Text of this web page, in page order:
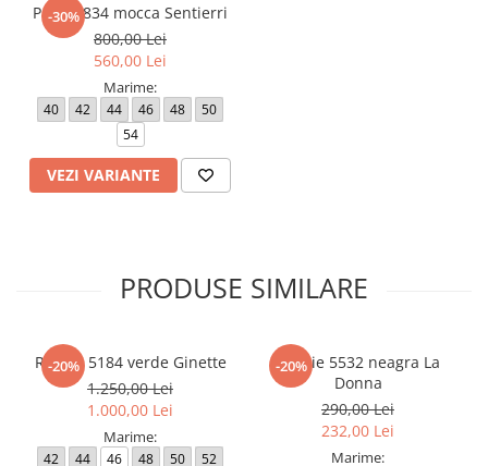
-30%
Palton 834 mocca Sentierri
800,00 Lei
560,00 Lei
Marime:
40 42 44 46 48
50
54
VEZI VARIANTE
PRODUSE SIMILARE
-20%
Rochie 5184 verde Ginette
1.250,00 Lei
1.000,00 Lei
Marime:
42 44 46 48 50 52
-20%
Rochie 5532 neagra La
Donna
290,00 Lei
232,00 Lei
Marime: